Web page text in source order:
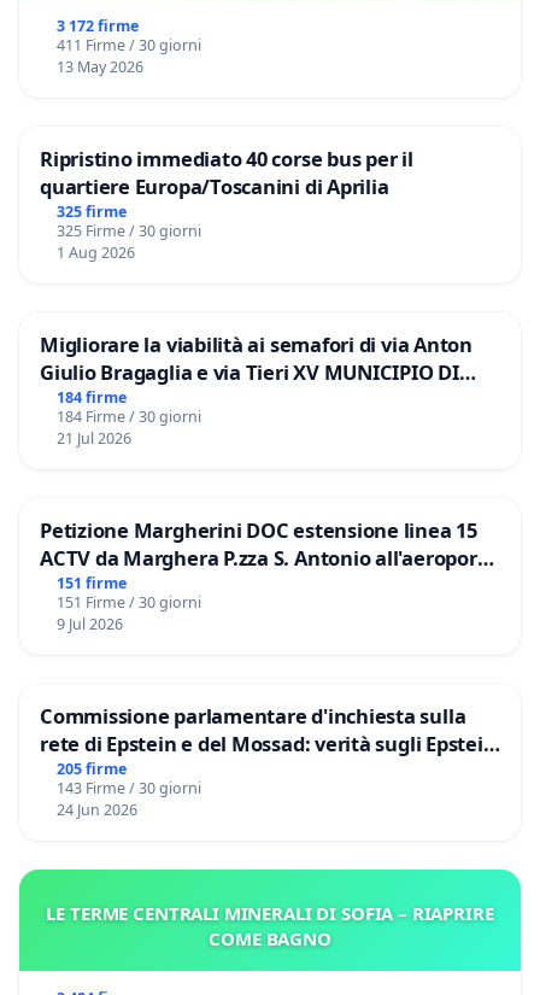
3 172 firme
411 Firme / 30 giorni
13 May 2026
Ripristino immediato 40 corse bus per il
quartiere Europa/Toscanini di Aprilia
325 firme
325 Firme / 30 giorni
1 Aug 2026
Migliorare la viabilità ai semafori di via Anton
Giulio Bragaglia e via Tieri XV MUNICIPIO DI
ROMA
184 firme
184 Firme / 30 giorni
21 Jul 2026
Petizione Margherini DOC estensione linea 15
ACTV da Marghera P.zza S. Antonio all'aeroporto
Marco Polo tariffa a € 1,50
151 firme
151 Firme / 30 giorni
9 Jul 2026
Commissione parlamentare d'inchiesta sulla
rete di Epstein e del Mossad: verità sugli Epstein
Files
205 firme
143 Firme / 30 giorni
24 Jun 2026
LE TERME CENTRALI MINERALI DI SOFIA – RIAPRIRE
COME BAGNO